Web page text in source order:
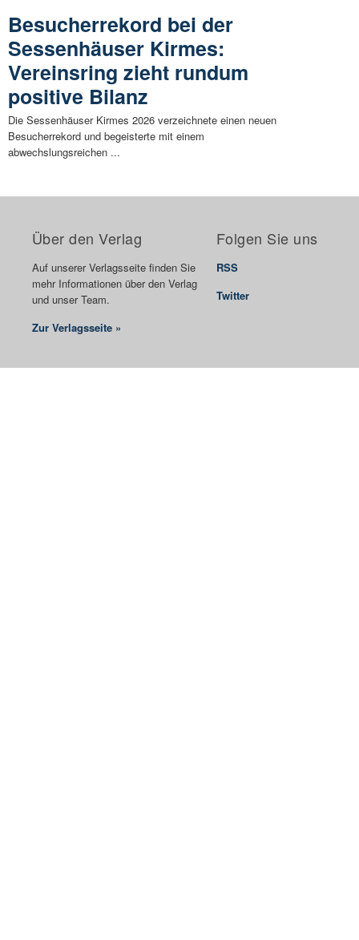
Besucherrekord bei der
Sessenhäuser Kirmes:
Vereinsring zieht rundum
positive Bilanz
Die Sessenhäuser Kirmes 2026 verzeichnete einen neuen
Besucherrekord und begeisterte mit einem
abwechslungsreichen ...
Über den Verlag
Auf unserer Verlagsseite finden Sie
mehr Informationen über den Verlag
und unser Team.
Zur Verlagsseite »
Folgen Sie uns
RSS
Twitter